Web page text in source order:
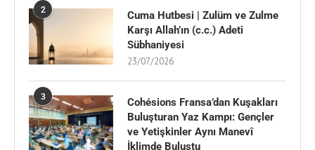
2
Cuma Hutbesi | Zulüm ve Zulme
Karşı Allah’ın (c.c.) Adeti
Sübhaniyesi
23/07/2026
3
Cohésions Fransa’dan Kuşakları
Buluşturan Yaz Kampı: Gençler
ve Yetişkinler Aynı Manevî
İklimde Buluştu